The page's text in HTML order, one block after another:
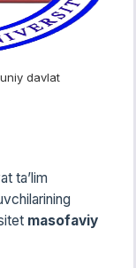
davlat
ta’lim
masofaviy